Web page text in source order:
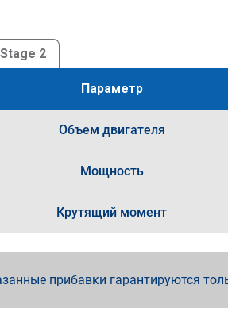
Stage 2
Параметр
Объем двигателя
Мощность
Крутящий момент
прибавки гарантируются